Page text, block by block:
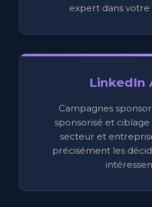
expert dans votre
LinkedIn
Campagnes
sponsorisé et
secteur et
précisément les